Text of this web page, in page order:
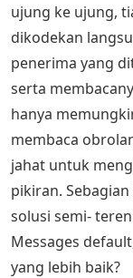
ujung ke ujung,
dikodekan
penerima yang
serta
hanya
membaca
jahat untuk
pikiran.
solusi semi-
Messages
yang lebih baik?